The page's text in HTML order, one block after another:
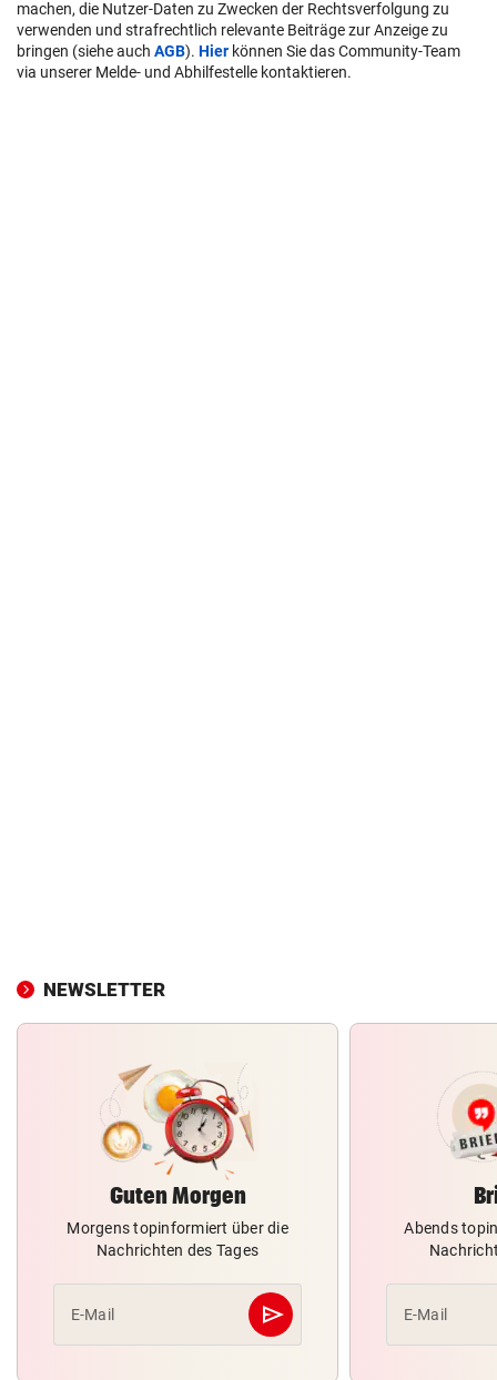
machen, die Nutzer-Daten zu Zwecken der Rechtsverfolgung zu
verwenden und strafrechtlich relevante Beiträge zur Anzeige zu
bringen (siehe auch AGB). Hier können Sie das Community-Team
via unserer Melde- und Abhilfestelle kontaktieren.
NEWSLETTER
Guten Morgen
Morgens topinformiert über die
Nachrichten des Tages
E-Mail send
Abschicken
Abends
E-Mail